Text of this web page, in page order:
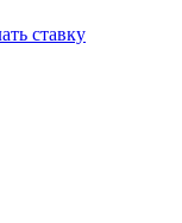
ставку